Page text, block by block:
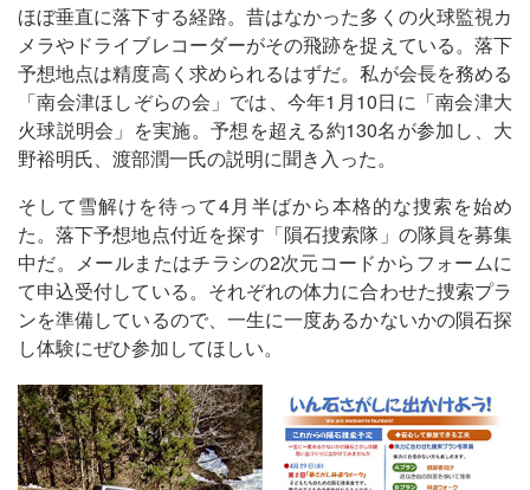
ほぼ垂直に落下する経路。昔はなかった多くの火球監視カ
メラやドライブレコーダーがその飛跡を捉えている。落下
予想地点は精度高く求められるはずだ。私が会長を務める
「南会津ほしぞらの会」では、今年1月10日に「南会津大
火球説明会」を実施。予想を超える約130名が参加し、大
野裕明氏、渡部潤一氏の説明に聞き入った。
そして雪解けを待って4月半ばから本格的な捜索を始め
た。落下予想地点付近を探す「隕石捜索隊」の隊員を募集
中だ。メールまたはチラシの2次元コードからフォームに
て申込受付している。それぞれの体力に合わせた捜索プラ
ンを準備しているので、一生に一度あるかないかの隕石探
し体験にぜひ参加してほしい。